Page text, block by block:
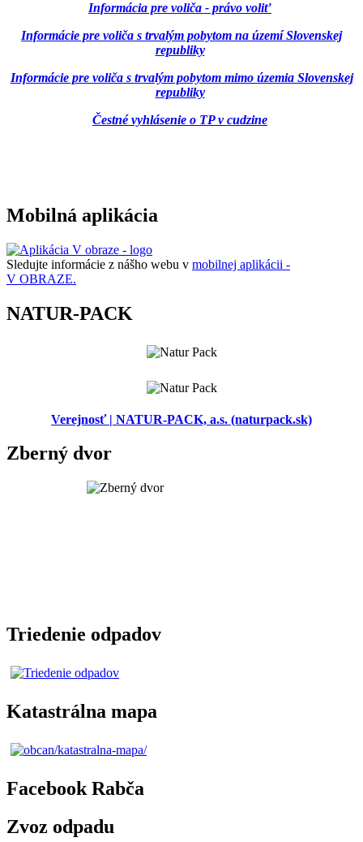
Informácia pre voliča - právo voliť
Informácie pre voliča s trvalým pobytom na území Slovenskej
republiky
Informácie pre voliča s trvalým pobytom mimo územia Slovenskej
republiky
Čestné vyhlásenie o TP v cudzine
Mobilná aplikácia
Sledujte informácie z nášho webu v mobilnej aplikácii -
V OBRAZE.
NATUR-PACK
Verejnosť | NATUR-PACK, a.s. (naturpack.sk)
Zberný dvor
Triedenie odpadov
Katastrálna mapa
Facebook Rabča
Zvoz odpadu